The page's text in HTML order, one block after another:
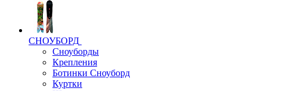
СНОУБОРД
Сноуборды
Крепления
Ботинки Сноуборд
Куртки